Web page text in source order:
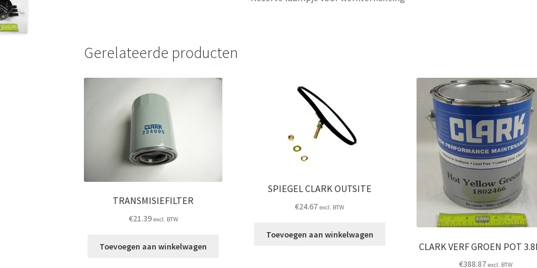
Gerelateerde producten
TRANSMISIEFILTER
€21.39 excl. BTW
Toevoegen aan winkelwagen
SPIEGEL CLARK OUTSITE
€24.67 excl. BTW
Toevoegen aan winkelwagen
CLARK VERF GROEN POT
€388.87 excl. BTW